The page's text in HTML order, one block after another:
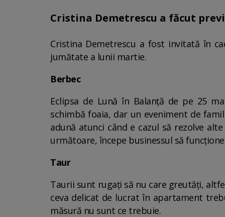
Cristina Demetrescu a făcut
Cristina Demetrescu a fost invitată în
jumătate a lunii martie.
Berbec
Eclipsa de Lună în Balanță de pe 25
schimbă foaia, dar un eveniment de
adună atunci când e cazul să rezolve
următoare, începe businessul să
Taur
Taurii sunt rugați să nu care greutăți,
ceva delicat de lucrat în apartament
măsură nu sunt ce trebuie.